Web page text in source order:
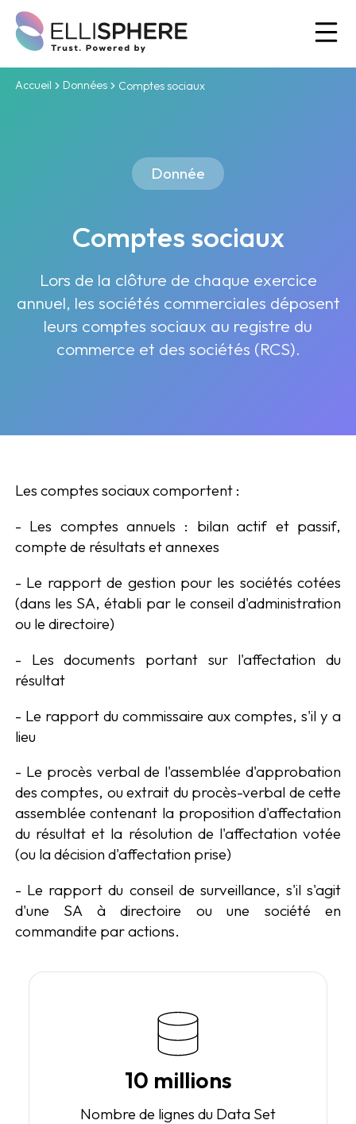
Accueil Données Comptes sociaux
Donnée
Comptes sociaux
Lors de la clôture de chaque exercice
annuel, les sociétés commerciales déposent
leurs comptes sociaux au registre du
commerce et des sociétés (RCS).
Les comptes sociaux comportent :
- Les comptes annuels : bilan actif et passif,
compte de résultats et annexes
- Le rapport de gestion pour les sociétés cotées
(dans les SA, établi par le conseil d'administration
ou le directoire)
- Les documents portant sur l'affectation du
résultat
- Le rapport du commissaire aux comptes, s'il y a
lieu
- Le procès verbal de l'assemblée d'approbation
des comptes, ou extrait du procès-verbal de cette
assemblée contenant la proposition d'affectation
du résultat et la résolution de l'affectation votée
(ou la décision d'affectation prise)
- Le rapport du conseil de surveillance, s'il s'agit
d'une SA à directoire ou une société en
commandite par actions.
10 millions
Nombre de lignes du Data Set